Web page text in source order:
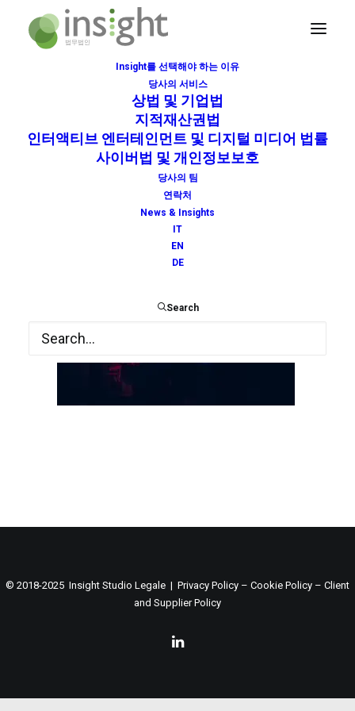
Insight를 선택해야 하는 이유
당사의 서비스
상법 및 기업법
지적재산권법
인터액티브 엔터테인먼트 및 디지털 미디어 법률
사이버법 및 개인정보보호
당사의 팀
연락처
News & Insights
IT
EN
DE
Search
비디오 게임 & 디지털 엔터테인먼트
비디오 게임 & 디지털 엔터테인먼트
비디오 게임 & 디지털 엔터테인먼트
© 2018-2025 Insight Studio Legale | Privacy Policy – Cookie Policy – Client
and Supplier Policy